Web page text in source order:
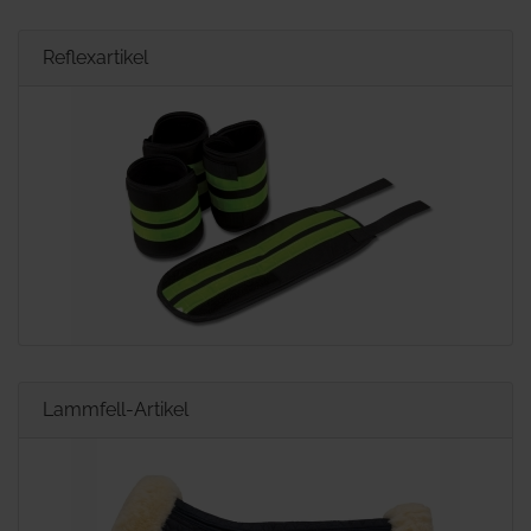
Reflexartikel
Lammfell-Artikel